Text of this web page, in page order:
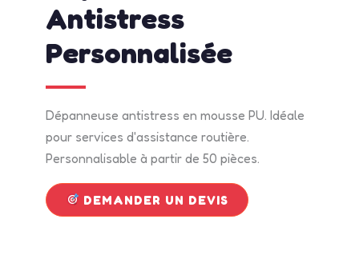
Antistress
Personnalisée
Dépanneuse antistress en mousse PU. Idéale
pour services d'assistance routière.
Personnalisable à partir de 50 pièces.
DEMANDER UN DEVIS